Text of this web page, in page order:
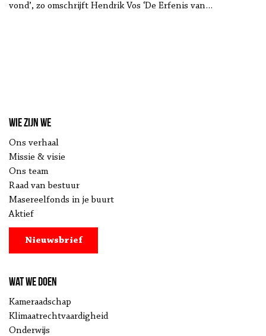
vond’, zo omschrijft Hendrik Vos ‘De Erfenis van…
Wie zijn we
Ons verhaal
Missie & visie
Ons team
Raad van bestuur
Masereelfonds in je buurt
Aktief
Nieuwsbrief
Wat we doen
Kameraadschap
Klimaatrechtvaardigheid
Onderwijs